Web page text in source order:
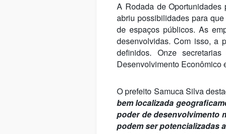
A Rodada de
abriu possibilidades para
de espaços públicos. As
desenvolvidas. Com isso, a
definidos. Onze
Desenvolvimento Econômico
O prefeito Samuca Silva
bem localizada
poder de desenvolvimento
podem ser potencializadas